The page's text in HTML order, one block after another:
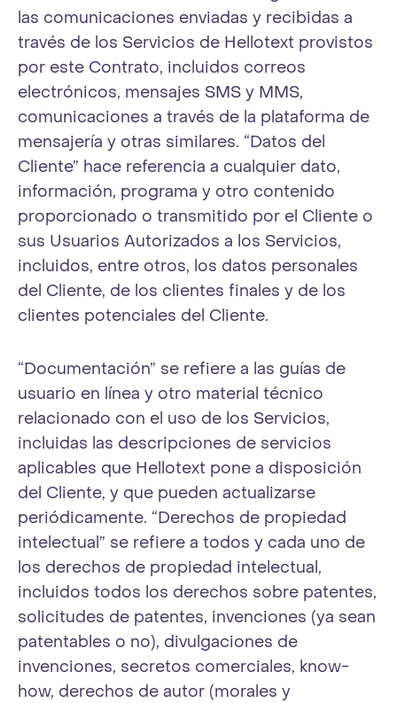
las comunicaciones enviadas y recibidas a
través de los Servicios de Hellotext provistos
por este Contrato, incluidos correos
electrónicos, mensajes SMS y MMS,
comunicaciones a través de la plataforma de
mensajería y otras similares. “Datos del
Cliente” hace referencia a cualquier dato,
información, programa y otro contenido
proporcionado o transmitido por el Cliente o
sus Usuarios Autorizados a los Servicios,
incluidos, entre otros, los datos personales
del Cliente, de los clientes finales y de los
clientes potenciales del Cliente.
“Documentación” se refiere a las guías de
usuario en línea y otro material técnico
relacionado con el uso de los Servicios,
incluidas las descripciones de servicios
aplicables que Hellotext pone a disposición
del Cliente, y que pueden actualizarse
periódicamente. “Derechos de propiedad
intelectual” se refiere a todos y cada uno de
los derechos de propiedad intelectual,
incluidos todos los derechos sobre patentes,
solicitudes de patentes, invenciones (ya sean
patentables o no), divulgaciones de
invenciones, secretos comerciales, know-
how, derechos de autor (morales y